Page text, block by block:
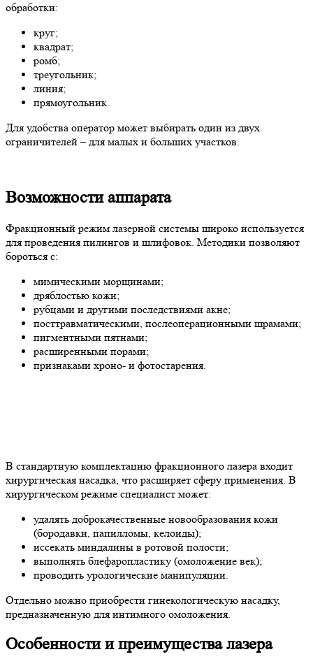
обработки:
круг;
квадрат;
ромб;
треугольник;
линия;
прямоугольник.
Для удобства оператор может выбирать один из двух
ограничителей – для малых и больших участков.
Возможности аппарата
Фракционный режим лазерной системы широко используется
для проведения пилингов и шлифовок. Методики позволяют
бороться с:
мимическими морщинами;
дряблостью кожи;
рубцами и другими последствиями акне;
посттравматическими, послеоперационными шрамами;
пигментными пятнами;
расширенными порами;
признаками хроно- и фотостарения.
В стандартную комплектацию фракционного лазера входит
хирургическая насадка, что расширяет сферу применения. В
хирургическом режиме специалист может:
удалять доброкачественные новообразования кожи
(бородавки, папилломы, келоиды);
иссекать миндалины в ротовой полости;
выполнять блефаропластику (омоложение век);
проводить урологические манипуляции.
Отдельно можно приобрести гинекологическую насадку,
предназначенную для интимного омоложения.
Особенности и преимущества лазера